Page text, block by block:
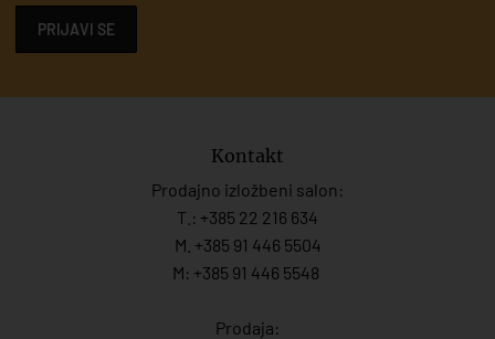
PRIJAVI SE
Kontakt
Prodajno izložbeni salon:
T.: +385 22 216 634
M. +385 91 446 5504
M: +385 91 446 5548
Prodaja: